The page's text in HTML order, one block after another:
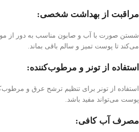
مراقبت از بهداشت شخصی:
شستن صورت با آب و صابون مناسب به دور از
می‌کند تا پوست تمیز و سالم باقی بماند.
استفاده از تونر و مرطوب‌کننده:
استفاده از تونر برای تنظیم ترشح عرق و
پوست می‌تواند مفید باشد.
مصرف آب کافی: